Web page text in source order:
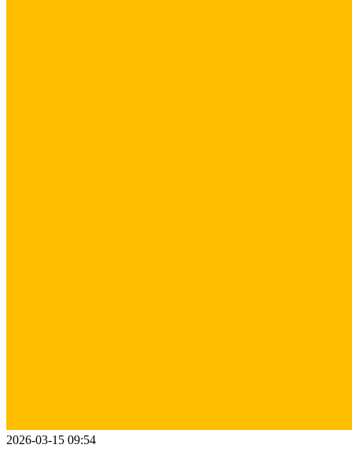
2026-03-15 09:54